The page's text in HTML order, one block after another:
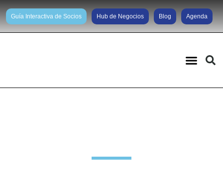
Guía Interactiva de Socios Hub de Negocios Blog Agenda